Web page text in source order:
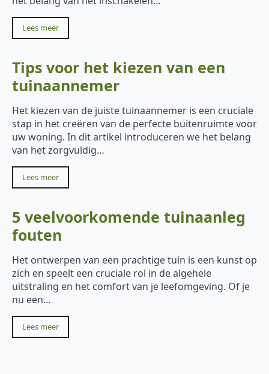
Lees meer
Tips voor het kiezen van een
tuinaannemer
Het kiezen van de juiste tuinaannemer is een cruciale
stap in het creëren van de perfecte buitenruimte voor
uw woning. In dit artikel introduceren we het belang
van het zorgvuldig…
Lees meer
5 veelvoorkomende tuinaanleg
fouten
Het ontwerpen van een prachtige tuin is een kunst op
zich en speelt een cruciale rol in de algehele
uitstraling en het comfort van je leefomgeving. Of je
nu een…
Lees meer